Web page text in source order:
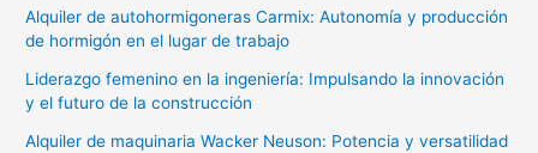
Alquiler de autohormigoneras Carmix: Autonomía y producción
de hormigón en el lugar de trabajo
Liderazgo femenino en la ingeniería: Impulsando la innovación
y el futuro de la construcción
Alquiler de maquinaria Wacker Neuson: Potencia y versatilidad